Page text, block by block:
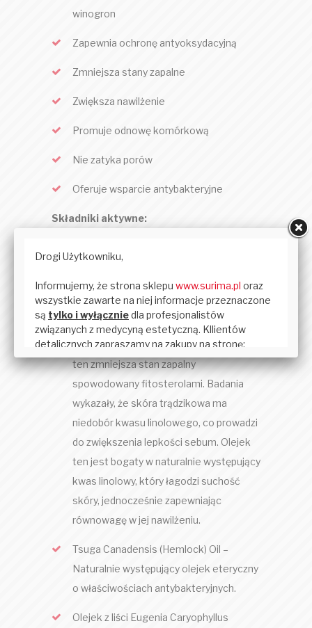
winogron
Zapewnia ochronę antyoksydacyjną
Zmniejsza stany zapalne
Zwiększa nawilżenie
Promuje odnowę komórkową
Nie zatyka porów
Oferuje wsparcie antybakteryjne
Składniki aktywne:
ma wiele zalet dla skóry, zwłaszcza że
nie jest komdogeniczny i nie zatyka
porów. Znany ze swoich silnych
właściwości przeciwutleniających, olej
ten zmniejsza stan zapalny
spowodowany fitosterolami. Badania
wykazały, że skóra trądzikowa ma
niedobór kwasu linolowego, co prowadzi
do zwiększenia lepkości sebum. Olejek
ten jest bogaty w naturalnie występujący
kwas linolowy, który łagodzi suchość
skóry, jednocześnie zapewniając
równowagę w jej nawilżeniu.
Tsuga Canadensis (Hemlock) Oil –
Naturalnie występujący olejek eteryczny
o właściwościach antybakteryjnych.
Olejek z liści Eugenia Caryophyllus